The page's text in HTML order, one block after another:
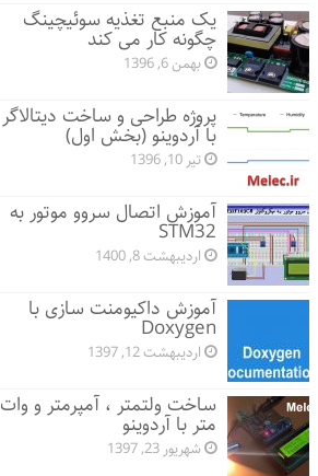
یک منبع تغذیه سوئیچینگ
چگونه کار می کند
بهمن 6, 1396
پروژه طراحی و ساخت دیتالاگر
با آردوینو (بخش اول)
تیر 10, 1396
آموزش اتصال سروو موتور به
STM32
اردیبهشت 8, 1400
آموزش داکیومنت سازی با
Doxygen
اردیبهشت 12, 1397
ساخت ولتمتر ، آمپرمتر و وات
متر با آردوینو
شهریور 23, 1397